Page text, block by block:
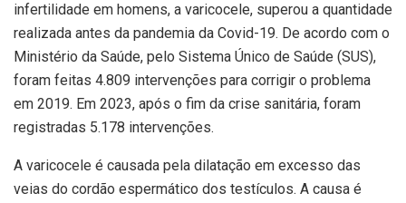
infertilidade em homens, a varicocele, superou a quantidade
realizada antes da pandemia da Covid-19. De acordo com o
Ministério da Saúde, pelo Sistema Único de Saúde (SUS),
foram feitas 4.809 intervenções para corrigir o problema
em 2019. Em 2023, após o fim da crise sanitária, foram
registradas 5.178 intervenções.
A varicocele é causada pela dilatação em excesso das
veias do cordão espermático dos testículos. A causa é